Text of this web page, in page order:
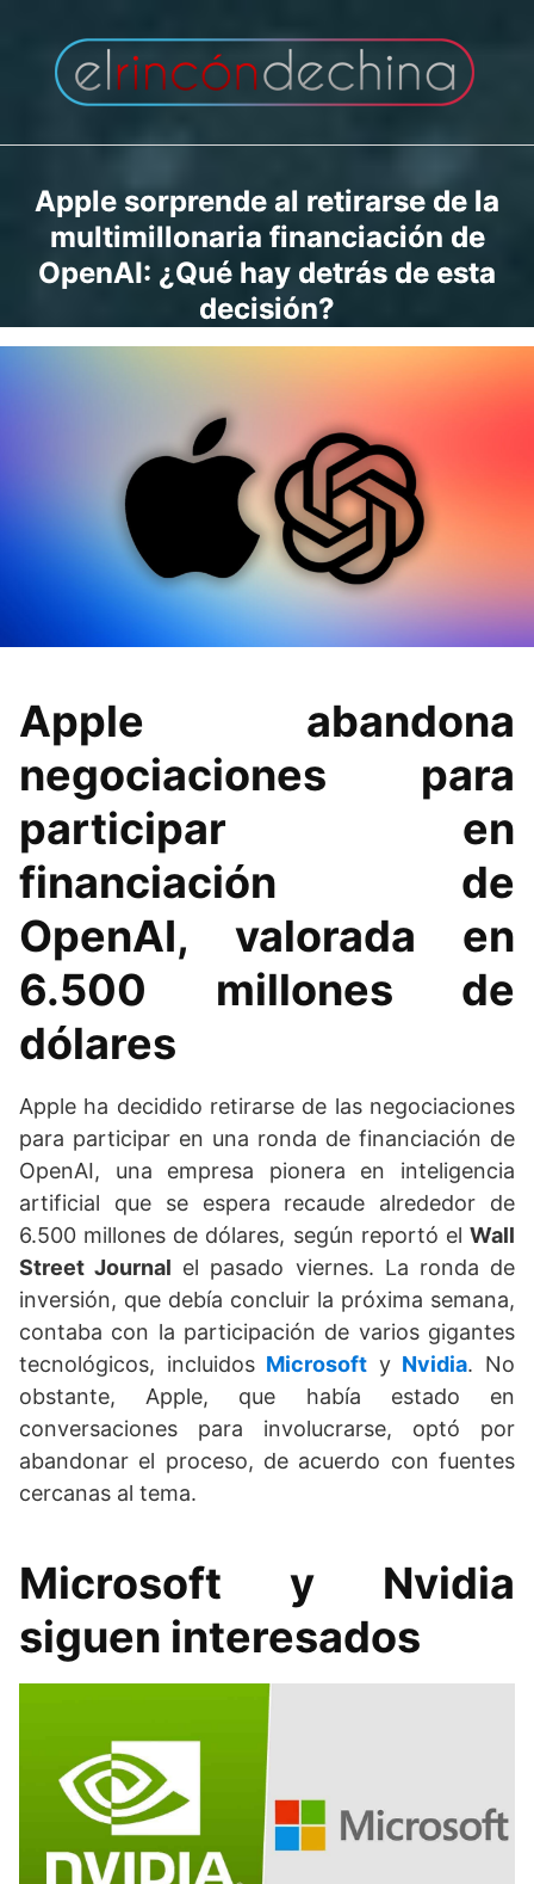
contenido
Apple sorprende al retirarse de la
multimillonaria financiación de
OpenAI: ¿Qué hay detrás de esta
decisión?
Apple abandona
negociaciones para
participar en
financiación de
OpenAI, valorada en
6.500 millones de
dólares
Apple ha decidido retirarse de las negociaciones
para participar en una ronda de financiación de
OpenAI, una empresa pionera en inteligencia
artificial que se espera recaude alrededor de
6.500 millones de dólares, según reportó el Wall
Street Journal el pasado viernes. La ronda de
inversión, que debía concluir la próxima semana,
contaba con la participación de varios gigantes
tecnológicos, incluidos Microsoft y Nvidia. No
obstante, Apple, que había estado en
conversaciones para involucrarse, optó por
abandonar el proceso, de acuerdo con fuentes
cercanas al tema.
Microsoft y Nvidia
siguen interesados